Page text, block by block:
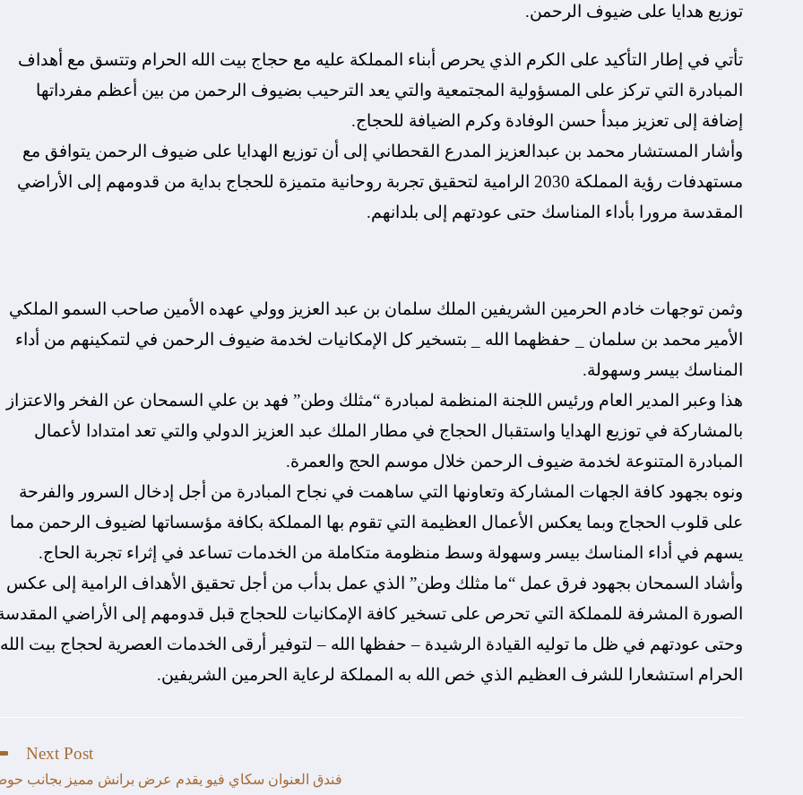
توزيع هدايا على ضيوف الرحمن.
تأتي في إطار التأكيد على الكرم الذي يحرص أبناء المملكة عليه مع حجاج بيت الله الحرام وتتسق مع أهداف
المبادرة التي تركز على المسؤولية المجتمعية والتي يعد الترحيب بضيوف الرحمن من بين أعظم مفرداتها
إضافة إلى تعزيز مبدأ حسن الوفادة وكرم الضيافة للحجاج.
وأشار المستشار محمد بن عبدالعزيز المدرع القحطاني إلى أن توزيع الهدايا على ضيوف الرحمن يتوافق مع
مستهدفات رؤية المملكة 2030 الرامية لتحقيق تجربة روحانية متميزة للحجاج بداية من قدومهم إلى الأراضي
المقدسة مرورا بأداء المناسك حتى عودتهم إلى بلدانهم.
وثمن توجهات خادم الحرمين الشريفين الملك سلمان بن عبد العزيز وولي عهده الأمين صاحب السمو الملكي
الأمير محمد بن سلمان _ حفظهما الله _ بتسخير كل الإمكانيات لخدمة ضيوف الرحمن في لتمكينهم من أداء
المناسك بيسر وسهولة.
هذا وعبر المدير العام ورئيس اللجنة المنظمة لمبادرة “مثلك وطن” فهد بن علي السمحان عن الفخر والاعتزاز
بالمشاركة في توزيع الهدايا واستقبال الحجاج في مطار الملك عبد العزيز الدولي والتي تعد امتدادا لأعمال
المبادرة المتنوعة لخدمة ضيوف الرحمن خلال موسم الحج والعمرة.
ونوه بجهود كافة الجهات المشاركة وتعاونها التي ساهمت في نجاح المبادرة من أجل إدخال السرور والفرحة
على قلوب الحجاج وبما يعكس الأعمال العظيمة التي تقوم بها المملكة بكافة مؤسساتها لضيوف الرحمن مما
يسهم في أداء المناسك بيسر وسهولة وسط منظومة متكاملة من الخدمات تساعد في إثراء تجربة الحاج.
وأشاد السمحان بجهود فرق عمل “ما مثلك وطن” الذي عمل بدأب من أجل تحقيق الأهداف الرامية إلى عكس
الصورة المشرفة للمملكة التي تحرص على تسخير كافة الإمكانيات للحجاج قبل قدومهم إلى الأراضي
وحتى عودتهم في ظل ما توليه القيادة الرشيدة – حفظها الله – لتوفير أرقى الخدمات العصرية لحجاج بيت الله
الحرام ‏استشعارا للشرف العظيم الذي خص الله به المملكة لرعاية الحرمين الشريفين.
Next Post
فندق العنوان سكاي فيو يقدم عرض برانش مميز بجانب